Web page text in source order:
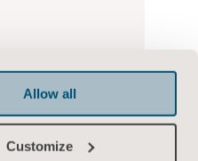
Allow all
Customize